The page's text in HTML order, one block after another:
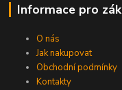
Informace pro
O nás
Jak nakupovat
Obchodní podmínky
Kontakty